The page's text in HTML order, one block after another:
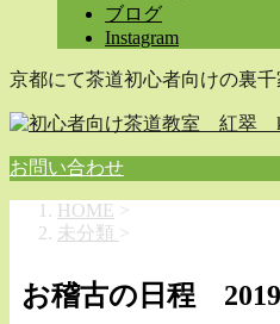
ブログ
Instagram
京都にて茶道初心者向けの裏
お問い合わせ
HOME >
未分類 >
お稽古の日程